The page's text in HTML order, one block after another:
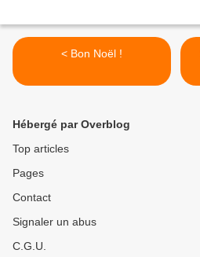
< Bon Noël !
Hébergé par Overblog
Top articles
Pages
Contact
Signaler un abus
C.G.U.